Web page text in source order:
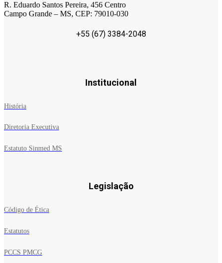
R. Eduardo Santos Pereira, 456 Centro
Campo Grande – MS, CEP: 79010-030
+55 (67) 3384-2048
Institucional
História
Diretoria Executiva
Estatuto Sinmed MS
Legislação
Código de Ética
Estatutos
PCCS PMCG